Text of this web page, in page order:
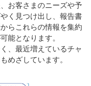
お客さまのニーズや予
く見つけ出し、報告書
らこれらの情報を集約
能となります。
、最近増えているチャ
めざしています。